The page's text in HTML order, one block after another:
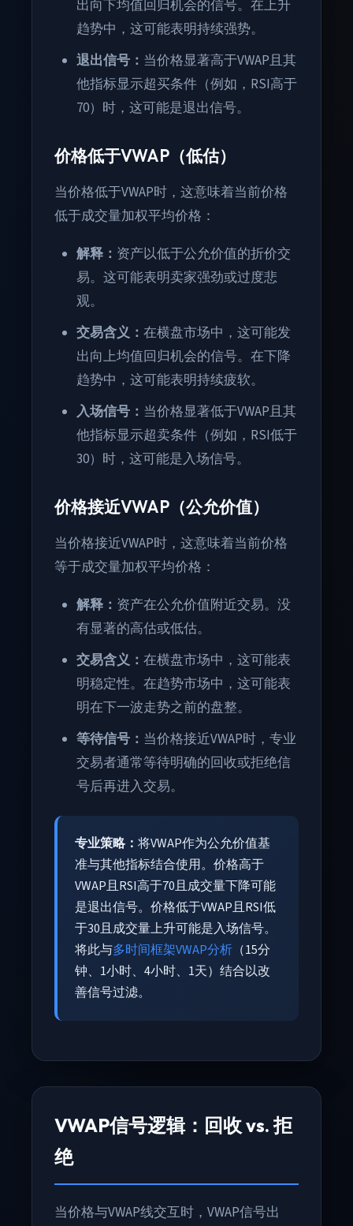
出向下均值回归机会的信号。在上升
趋势中，这可能表明持续强势。
退出信号： 当价格显著高于VWAP且其
他指标显示超买条件（例如，RSI高于
70）时，这可能是退出信号。
价格低于VWAP（低估）
当价格低于VWAP时，这意味着当前价格
低于成交量加权平均价格：
解释： 资产以低于公允价值的折价交
易。这可能表明卖家强劲或过度悲
观。
交易含义： 在横盘市场中，这可能发
出向上均值回归机会的信号。在下降
趋势中，这可能表明持续疲软。
入场信号： 当价格显著低于VWAP且其
他指标显示超卖条件（例如，RSI低于
30）时，这可能是入场信号。
价格接近VWAP（公允价值）
当价格接近VWAP时，这意味着当前价格
等于成交量加权平均价格：
解释： 资产在公允价值附近交易。没
有显著的高估或低估。
交易含义： 在横盘市场中，这可能表
明稳定性。在趋势市场中，这可能表
明在下一波走势之前的盘整。
等待信号： 当价格接近VWAP时，专业
交易者通常等待明确的回收或拒绝信
号后再进入交易。
专业策略： 将VWAP作为公允价值基
准与其他指标结合使用。价格高于
VWAP且RSI高于70且成交量下降可能
是退出信号。价格低于VWAP且RSI低
于30且成交量上升可能是入场信号。
将此与多时间框架VWAP分析 （15分
钟、1小时、4小时、1天）结合以改
善信号过滤。
VWAP信号逻辑：回收 vs. 拒
绝
当价格与VWAP线交互时，VWAP信号出